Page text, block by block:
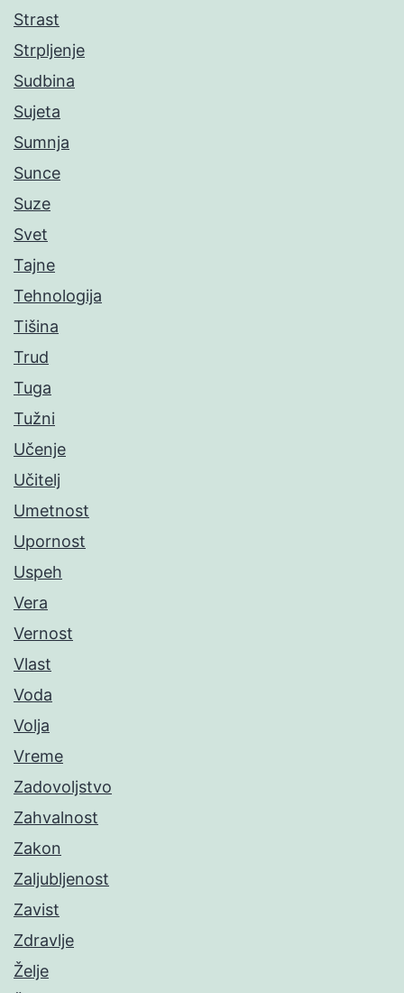
Strast
Strpljenje
Sudbina
Sujeta
Sumnja
Sunce
Suze
Svet
Tajne
Tehnologija
Tišina
Trud
Tuga
Tužni
Učenje
Učitelj
Umetnost
Upornost
Uspeh
Vera
Vernost
Vlast
Voda
Volja
Vreme
Zadovoljstvo
Zahvalnost
Zakon
Zaljubljenost
Zavist
Zdravlje
Želje